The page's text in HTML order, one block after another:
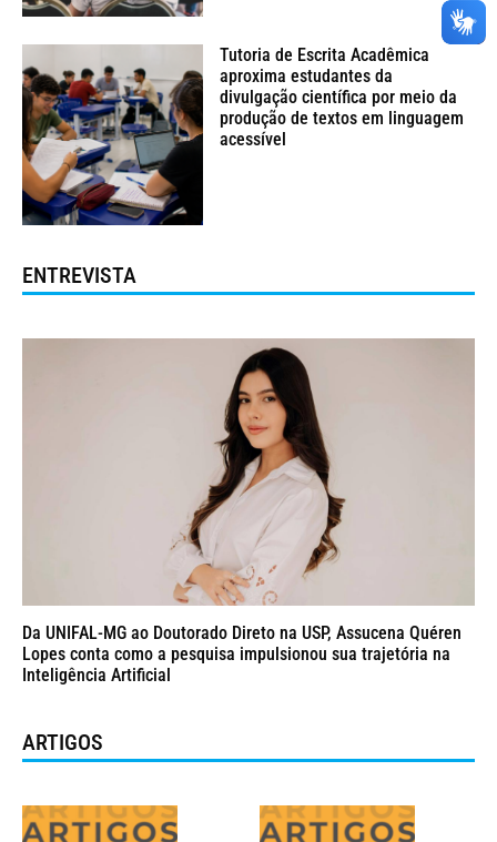
Tutoria de Escrita Acadêmica
aproxima estudantes da
divulgação científica por meio da
produção de textos em linguagem
acessível
ENTREVISTA
Da UNIFAL-MG ao Doutorado Direto na USP, Assucena Quéren
Lopes conta como a pesquisa impulsionou sua trajetória na
Inteligência Artificial
ARTIGOS